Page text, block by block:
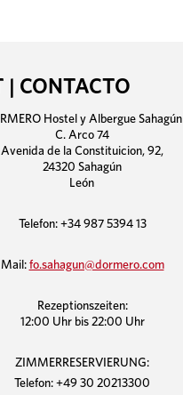
| CONTACTO
Hostel y Albergue Sahagún
C. Arco 74
Avenida de la Constituicion, 92,
24320 Sahagún
León
Telefon: +34 987 5394 13
Mail: fo.sahagun@dormero.com
Rezeptionszeiten:
12:00 Uhr bis 22:00 Uhr
ZIMMERRESERVIERUNG:
Telefon: +49 30 20213300